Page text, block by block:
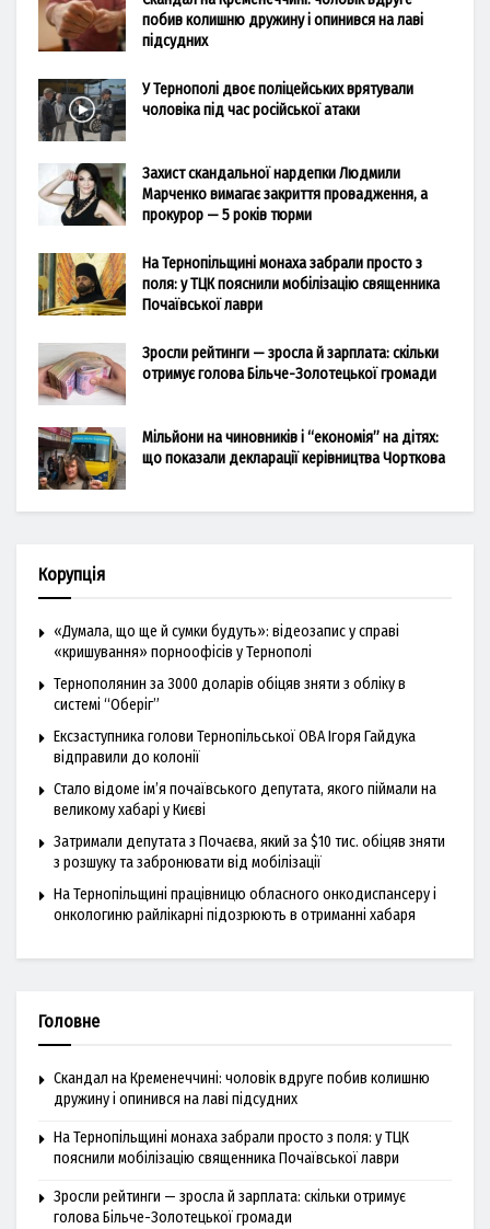
побив колишню дружину і опинився на лаві
підсудних
У Тернополі двоє поліцейських врятували
чоловіка під час російської атаки
Захист скандальної нардепки Людмили
Марченко вимагає закриття провадження, а
прокурор — 5 років тюрми
На Тернопільщині монаха забрали просто з
поля: у ТЦК пояснили мобілізацію священника
Почаївської лаври
Зросли рейтинги — зросла й зарплата: скільки
отримує голова Більче-Золотецької громади
Мільйони на чиновників і “економія” на дітях:
що показали декларації керівництва Чорткова
Корупція
«Думала, що ще й сумки будуть»: відеозапис у справі
«кришування» порноофісів у Тернополі
Тернополянин за 3000 доларів обіцяв зняти з обліку в
системі “Оберіг”
Ексзаступника голови Тернопільської ОВА Ігоря Гайдука
відправили до колонії
Стало відоме ім’я почаївського депутата, якого піймали на
великому хабарі у Києві
Затримали депутата з Почаєва, який за $10 тис. обіцяв зняти
з розшуку та забронювати від мобілізації
На Тернопільщині працівницю обласного онкодиспансеру і
онкологиню райлікарні підозрюють в отриманні хабаря
Головне
Скандал на Кременеччині: чоловік вдруге побив колишню
дружину і опинився на лаві підсудних
На Тернопільщині монаха забрали просто з поля: у ТЦК
пояснили мобілізацію священника Почаївської лаври
Зросли рейтинги — зросла й зарплата: скільки отримує
голова Більче-Золотецької громади